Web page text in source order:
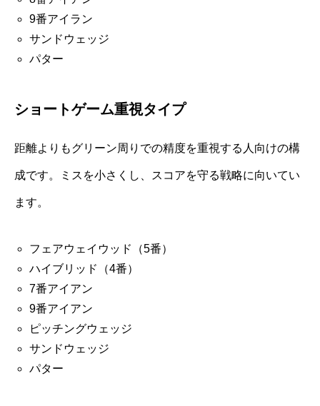
9番アイラン
サンドウェッジ
パター
ショートゲーム重視タイプ
距離よりもグリーン周りでの精度を重視する人向けの構
成です。ミスを小さくし、スコアを守る戦略に向いてい
ます。
フェアウェイウッド（5番）
ハイブリッド（4番）
7番アイアン
9番アイアン
ピッチングウェッジ
サンドウェッジ
パター